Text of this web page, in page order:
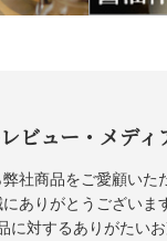
ビュー・メディ
弊社商品をご愛顧いた
ありがとうございま
に対するありがたい